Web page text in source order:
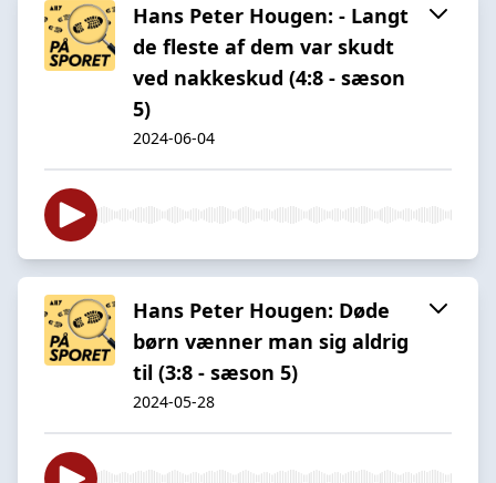
Hans Peter Hougen: - Langt
de fleste af dem var skudt
ved nakkeskud (4:8 - sæson
5)
2024-06-04
Hans Peter Hougen: Døde
børn vænner man sig aldrig
til (3:8 - sæson 5)
2024-05-28